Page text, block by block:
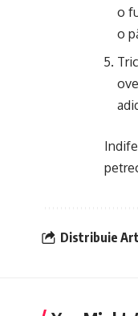
o
o
Distribuie